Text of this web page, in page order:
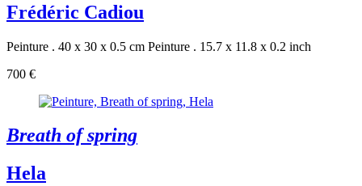
Frédéric Cadiou
Peinture . 40 x 30 x 0.5 cm Peinture . 15.7 x 11.8 x 0.2 inch
700 €
Breath of spring
Hela